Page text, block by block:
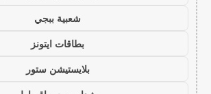
شعبية ببجي
بطاقات ايتونز
بلايستيشن ستور